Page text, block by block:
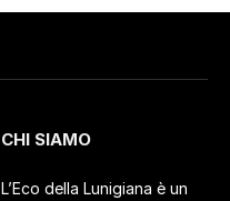
CHI SIAMO
L’Eco della Lunigiana è un